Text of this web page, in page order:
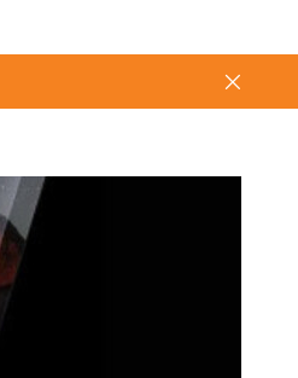
Account aanmaken
Account aanmaken